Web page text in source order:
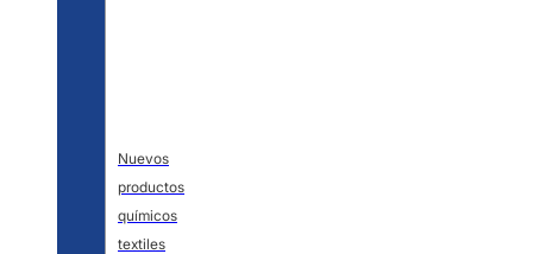
Nuevos
productos
químicos
textiles